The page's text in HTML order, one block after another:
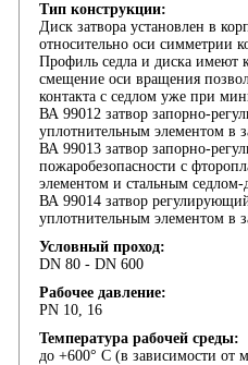
Тип конструкции:
Диск затвора установлен в
относительно оси симметрии
Профиль седла и диска имеют
смещение оси вращения
контакта с седлом уже при
ВА 99012 затвор запорно-
уплотнительным элементом в
ВА 99013 затвор запорно-
пожаробезопасности с
элементом и стальным седлом-
ВА 99014 затвор
уплотнительным элементом в
Условный проход:
DN 80 - DN 600
Рабочее давление:
PN 10, 16
Температура рабочей среды:
до +600° С (в зависимости от